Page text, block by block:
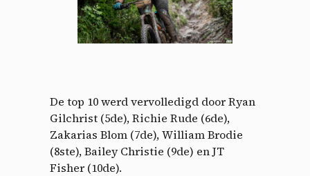
De top 10 werd vervolledigd door Ryan
Gilchrist (5de), ​​Richie Rude (6de),
Zakarias Blom (7de), William Brodie
(8ste), Bailey Christie (9de) en JT
Fisher (10de).